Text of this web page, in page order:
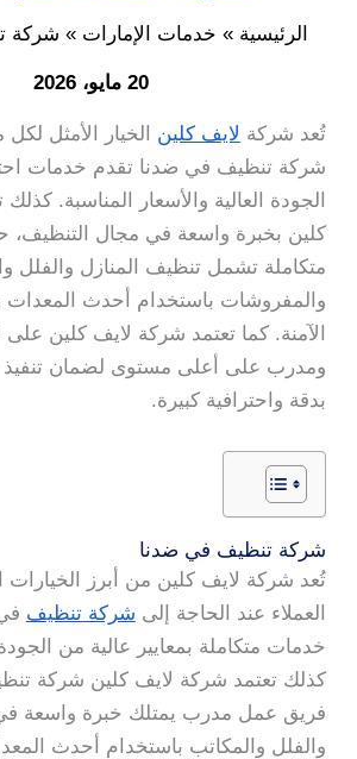
الرئيسية خدمات الإمارات شركة
20 مايو، 2026
تُعد شركة لايف كلين الخيار الأمثل
شركة تنظيف في ضدنا تقدم خدمات
الجودة العالية والأسعار المناسبة.
كلين بخبرة واسعة في مجال التنظيف،
متكاملة تشمل تنظيف المنازل والفلل
والمفروشات باستخدام أحدث المعدات
الآمنة. كما تعتمد شركة لايف كلين
ومدرب على أعلى مستوى لضمان تنفيذ
بدقة واحترافية كبيرة.
شركة تنظيف في ضدنا
تُعد شركة لايف كلين من أبرز الخيارات
العملاء عند الحاجة إلى شركة تنظيف
خدمات متكاملة بمعايير عالية من الجودة
كذلك تعتمد شركة لايف كلين شركة
فريق عمل مدرب يمتلك خبرة واسعة
والفلل والمكاتب باستخدام أحدث